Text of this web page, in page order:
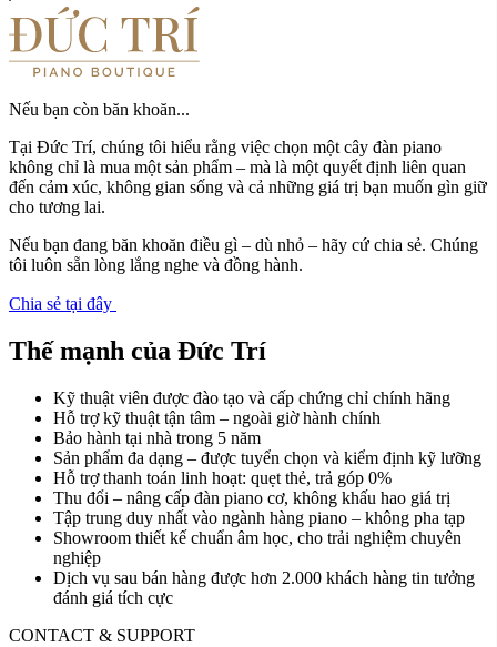
Nếu bạn còn băn khoăn...
Tại Đức Trí, chúng tôi hiểu rằng việc chọn một cây đàn piano
không chỉ là mua một sản phẩm – mà là một quyết định liên quan
đến cảm xúc, không gian sống và cả những giá trị bạn muốn gìn giữ
cho tương lai.
Nếu bạn đang băn khoăn điều gì – dù nhỏ – hãy cứ chia sẻ. Chúng
tôi luôn sẵn lòng lắng nghe và đồng hành.
Chia sẻ tại đây
Thế mạnh của Đức Trí
Kỹ thuật viên được đào tạo và cấp chứng chỉ chính hãng
Hỗ trợ kỹ thuật tận tâm – ngoài giờ hành chính
Bảo hành tại nhà trong 5 năm
Sản phẩm đa dạng – được tuyển chọn và kiểm định kỹ lưỡng
Hỗ trợ thanh toán linh hoạt: quẹt thẻ, trả góp 0%
Thu đổi – nâng cấp đàn piano cơ, không khấu hao giá trị
Tập trung duy nhất vào ngành hàng piano – không pha tạp
Showroom thiết kế chuẩn âm học, cho trải nghiệm chuyên
nghiệp
Dịch vụ sau bán hàng được hơn 2.000 khách hàng tin tưởng
đánh giá tích cực
CONTACT & SUPPORT